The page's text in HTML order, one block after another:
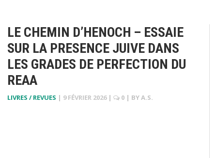
LE CHEMIN D’HENOCH – ESSAIE
SUR LA PRESENCE JUIVE DANS
LES GRADES DE PERFECTION DU
REAA
LIVRES / REVUES | 9 FÉVRIER 2026 | 0 | BYA.S.